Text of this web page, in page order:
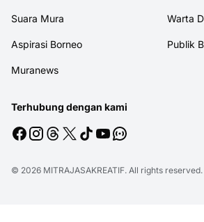
Suara Mura Warta
Aspirasi Borneo Publik
Muranews
Terhubung dengan kami
© 2026 MITRAJASAKREATIF. All rights reserved.